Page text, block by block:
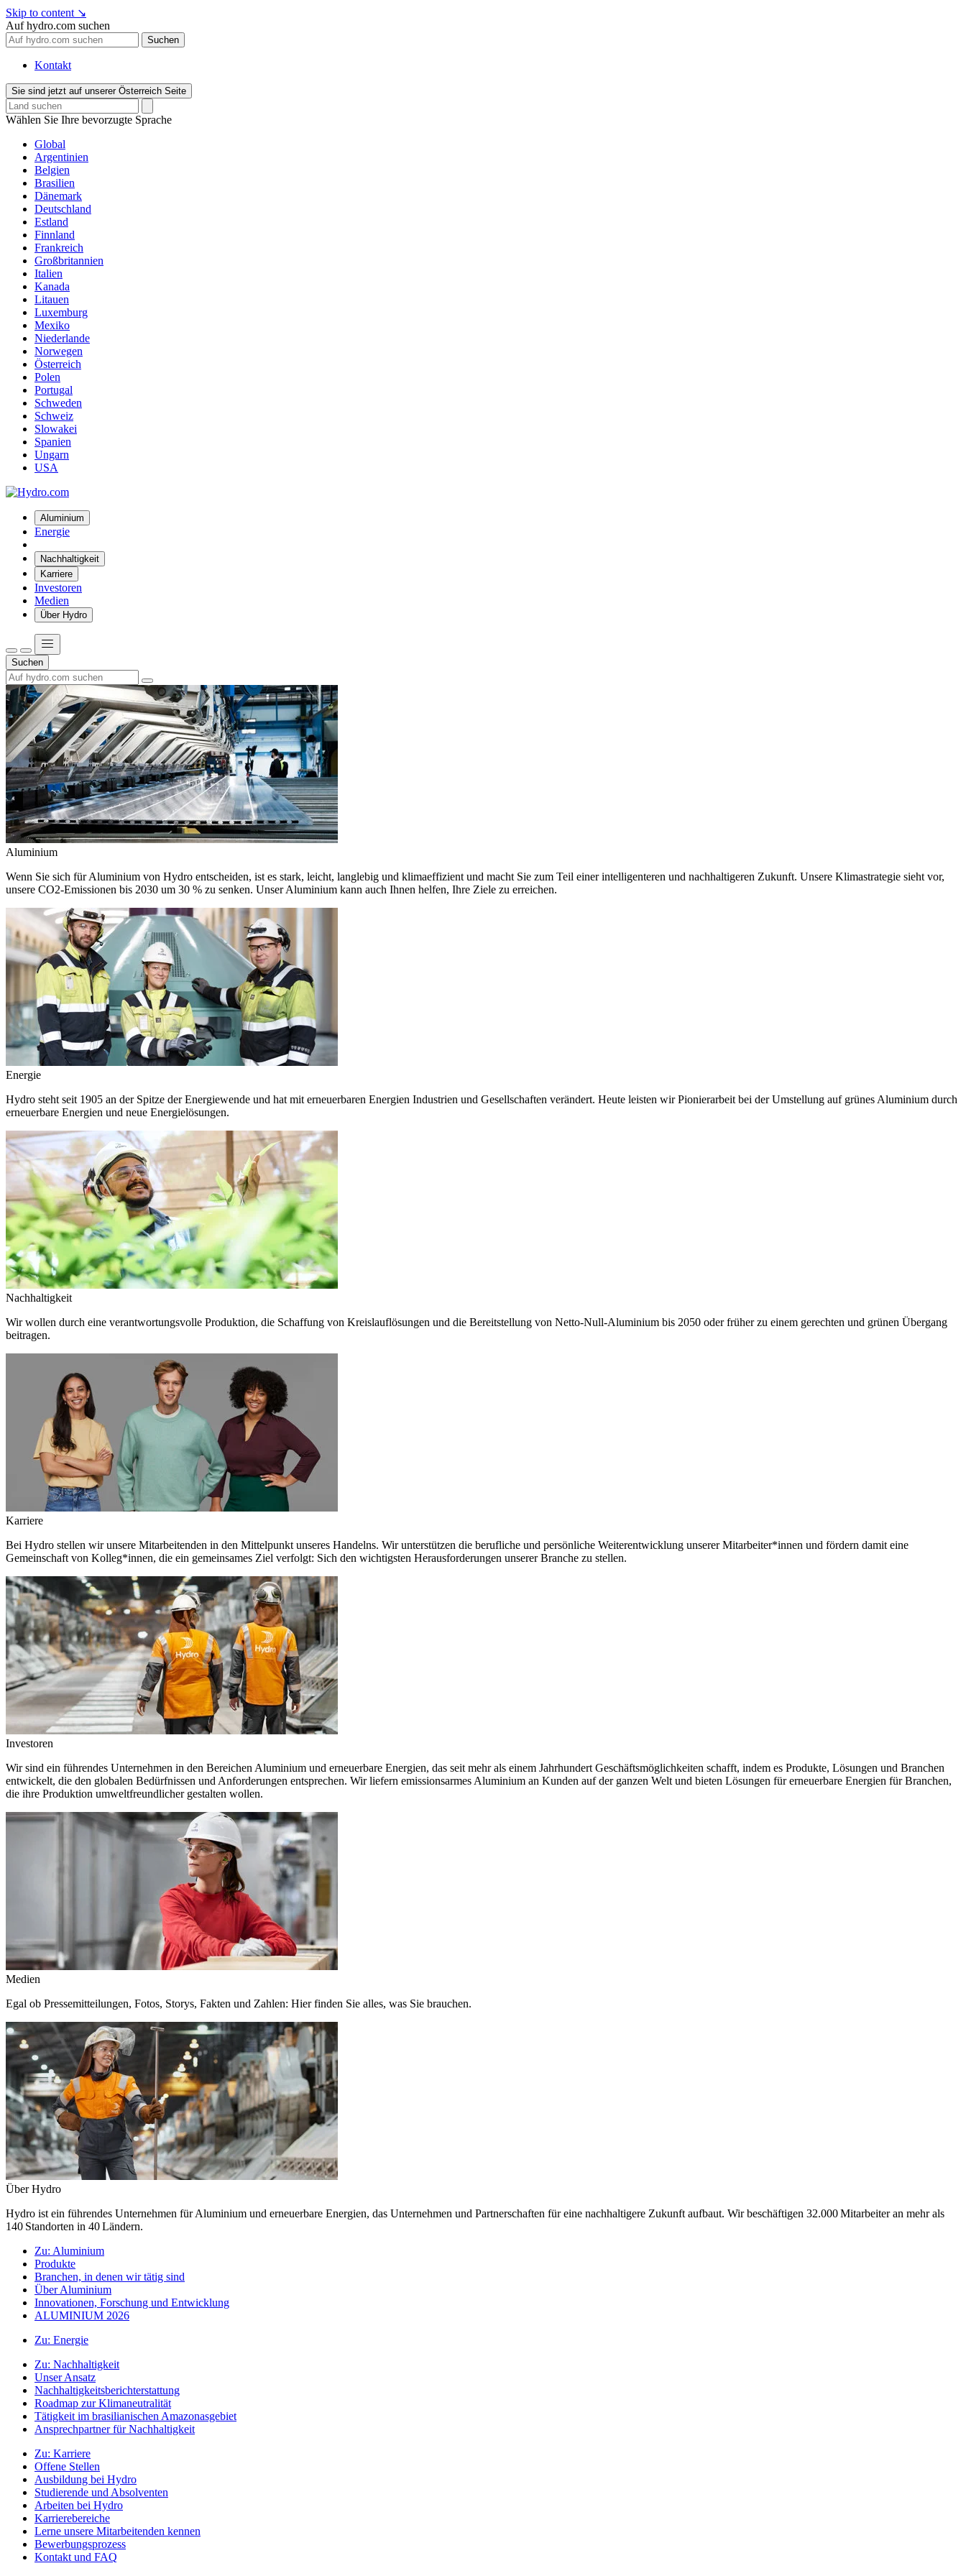
Skip to content ↘
Auf hydro.com suchen
Suchen
Kontakt
Sie sind jetzt auf unserer Österreich Seite
Wählen Sie Ihre bevorzugte Sprache
Global
Argentinien
Belgien
Brasilien
Dänemark
Deutschland
Estland
Finnland
Frankreich
Großbritannien
Italien
Kanada
Litauen
Luxemburg
Mexiko
Niederlande
Norwegen
Österreich
Polen
Portugal
Schweden
Schweiz
Slowakei
Spanien
Ungarn
USA
Aluminium
Energie
Nachhaltigkeit
Karriere
Investoren
Medien
Über Hydro
Suchen
Aluminium
Wenn Sie sich für Aluminium von Hydro entscheiden, ist es stark, leicht, langlebig und klimaeffizient und macht Sie zum Teil einer intelligenteren und nachhaltigeren Zukunft. Unsere Klimastrategie sieht vor,
unsere CO2-Emissionen bis 2030 um 30 % zu senken. Unser Aluminium kann auch Ihnen helfen, Ihre Ziele zu erreichen.
Energie
Hydro steht seit 1905 an der Spitze der Energiewende und hat mit erneuerbaren Energien Industrien und Gesellschaften verändert. Heute leisten wir Pionierarbeit bei der Umstellung auf grünes Aluminium durch
erneuerbare Energien und neue Energielösungen.
Nachhaltigkeit
Wir wollen durch eine verantwortungsvolle Produktion, die Schaffung von Kreislauflösungen und die Bereitstellung von Netto-Null-Aluminium bis 2050 oder früher zu einem gerechten und grünen Übergang
beitragen.
Karriere
Bei Hydro stellen wir unsere Mitarbeitenden in den Mittelpunkt unseres Handelns. Wir unterstützen die berufliche und persönliche Weiterentwicklung unserer Mitarbeiter*innen und fördern damit eine
Gemeinschaft von Kolleg*innen, die ein gemeinsames Ziel verfolgt: Sich den wichtigsten Herausforderungen unserer Branche zu stellen.
Investoren
Wir sind ein führendes Unternehmen in den Bereichen Aluminium und erneuerbare Energien, das seit mehr als einem Jahrhundert Geschäftsmöglichkeiten schafft, indem es Produkte, Lösungen und Branchen
entwickelt, die den globalen Bedürfnissen und Anforderungen entsprechen. Wir liefern emissionsarmes Aluminium an Kunden auf der ganzen Welt und bieten Lösungen für erneuerbare Energien für Branchen,
die ihre Produktion umweltfreundlicher gestalten wollen.
Medien
Egal ob Pressemitteilungen, Fotos, Storys, Fakten und Zahlen: Hier finden Sie alles, was Sie brauchen.
Über Hydro
Hydro ist ein führendes Unternehmen für Aluminium und erneuerbare Energien, das Unternehmen und Partnerschaften für eine nachhaltigere Zukunft aufbaut. Wir beschäftigen 32.000 Mitarbeiter an mehr als
140 Standorten in 40 Ländern.
Zu: Aluminium
Produkte
Branchen, in denen wir tätig sind
Über Aluminium
Innovationen, Forschung und Entwicklung
ALUMINIUM 2026
Zu: Energie
Zu: Nachhaltigkeit
Unser Ansatz
Nachhaltigkeitsberichterstattung
Roadmap zur Klimaneutralität
Tätigkeit im brasilianischen Amazonasgebiet
Ansprechpartner für Nachhaltigkeit
Zu: Karriere
Offene Stellen
Ausbildung bei Hydro
Studierende und Absolventen
Arbeiten bei Hydro
Karrierebereiche
Lerne unsere Mitarbeitenden kennen
Bewerbungsprozess
Kontakt und FAQ